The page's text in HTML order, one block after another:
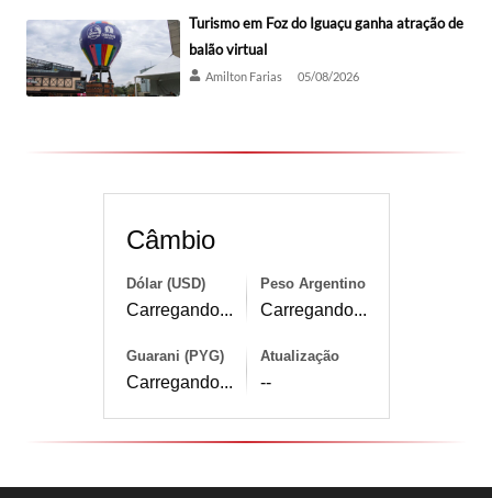
Turismo em Foz do Iguaçu ganha atração de
balão virtual
Amilton Farias 05/08/2026
Câmbio
Dólar (USD)
Carregando...
Peso Argentino
Carregando...
Guarani (PYG)
Carregando...
Atualização
--